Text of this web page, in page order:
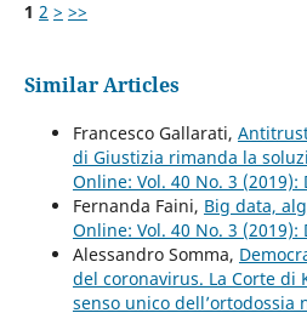
1 2 > >>
Similar Articles
Francesco Gallarati,
di Giustizia rimanda la
Online: Vol. 40 No. 3 (2019):
Fernanda Faini, Big data,
Online: Vol. 40 No. 3 (2019):
Alessandro Somma,
del coronavirus. La Corte di
senso unico dell’ortodossia